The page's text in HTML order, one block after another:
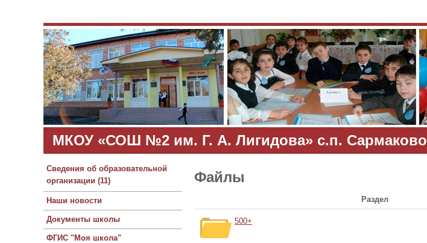
МКОУ «СОШ №2 им. Г. А. Лигидова» с.п. Сармаково
Сведения об образовательной
организации (11)
Наши новости
Документы школы
ФГИС "Моя школа"
Файлы
Раздел
500+